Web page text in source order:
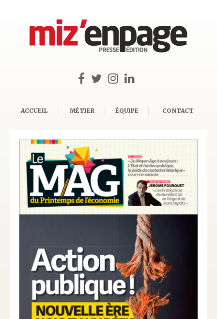
ACCUEIL MÉTIER ÉQUIPE CONTACT